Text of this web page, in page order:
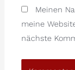
Meinen
meine
nächste